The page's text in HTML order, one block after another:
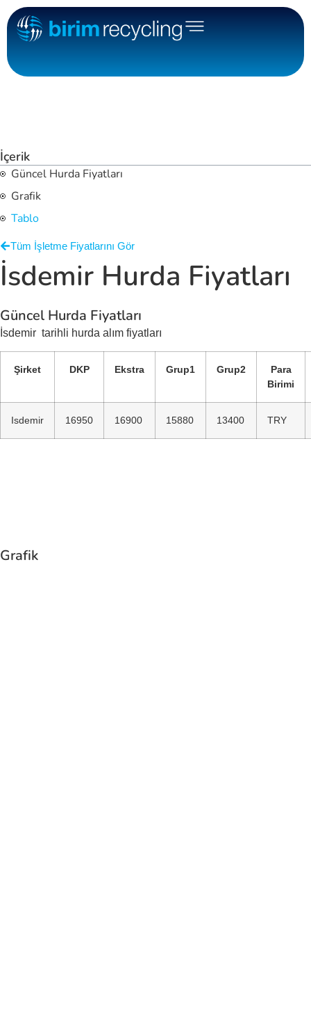
İçerik
Güncel Hurda Fiyatları
Grafik
Tablo
Tüm İşletme Fiyatlarını Gör
İsdemir Hurda Fiyatları
Güncel Hurda Fiyatları
İsdemir tarihli hurda alım fiyatları
Şirket DKP Ekstra Grup1 Grup2
Para
Birimi
Isdemir 16950 16900 15880 13400 TRY
Grafik